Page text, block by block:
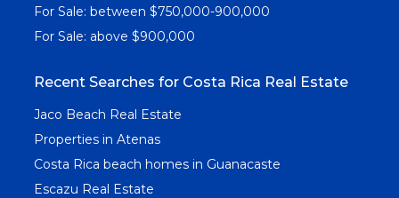
For Sale: between $750,000-900,000
For Sale: above $900,000
Recent Searches for Costa Rica Real Estate
Jaco Beach Real Estate
Properties in Atenas
Costa Rica beach homes in Guanacaste
Escazu Real Estate